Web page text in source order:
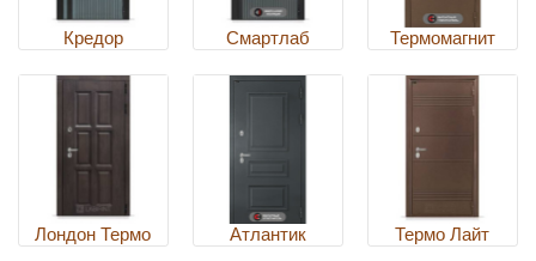
Кредор Смартлаб Термомагнит
Лондон Термо Атлантик Термо Лайт